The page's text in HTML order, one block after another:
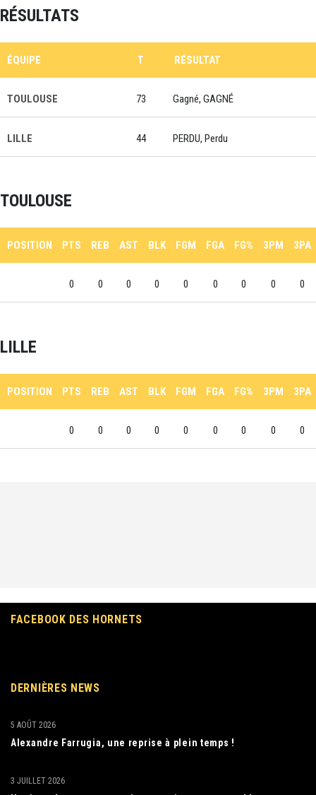
RÉSULTATS
ÉQUIPE T RÉSULTAT
TOULOUSE 73 Gagné, GAGNÉ
LILLE 44 PERDU, Perdu
TOULOUSE
POSITION PTS REB AST BLK FGM FGA FG% 3PM 3PA
0 0 0 0 0 0 0 0 0
LILLE
POSITION PTS REB AST BLK FGM FGA FG% 3PM 3PA
0 0 0 0 0 0 0 0 0
FACEBOOK DES HORNETS
DERNIÈRES NEWS
Alexandre Farrugia, une reprise à plein temps !
5 AOÛT 2026
3 JUILLET 2026